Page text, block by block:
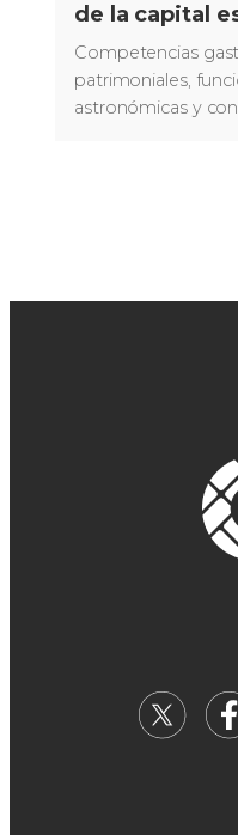
de la capital
Competencias
patrimoniales,
astronómicas y